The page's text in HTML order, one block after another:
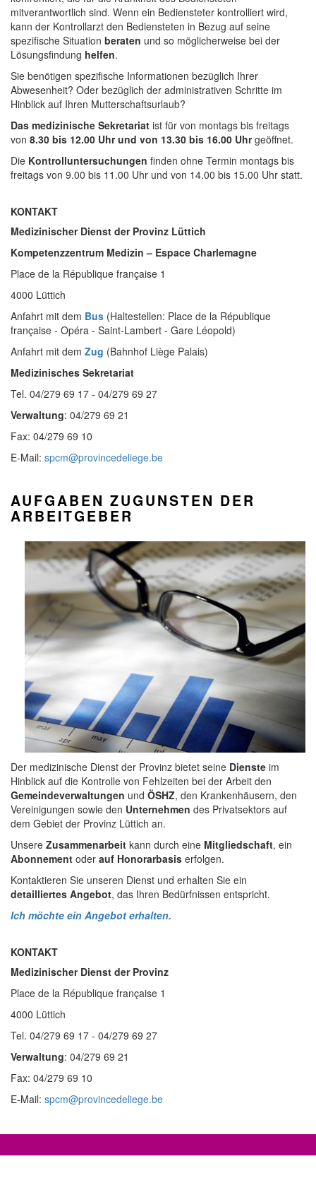
mitverantwortlich sind. Wenn ein Bediensteter kontrolliert wird,
kann der Kontrollarzt den Bediensteten in Bezug auf seine
spezifische Situation beraten und so möglicherweise bei der
Lösungsfindung helfen.
Sie benötigen spezifische Informationen bezüglich Ihrer
Abwesenheit? Oder bezüglich der administrativen Schritte im
Hinblick auf Ihren Mutterschaftsurlaub?
Das medizinische Sekretariat ist für von montags bis freitags
von 8.30 bis 12.00 Uhr und von 13.30 bis 16.00 Uhrgeöffnet.
Die Kontrolluntersuchungen finden ohne Termin montags bis
freitags von 9.00 bis 11.00 Uhr und von 14.00 bis 15.00 Uhr statt.
KONTAKT
Medizinischer Dienst der Provinz Lüttich
Kompetenzzentrum Medizin – Espace Charlemagne
Place de la République française 1
4000 Lüttich
Anfahrt mit dem Bus (Haltestellen: Place de la République
française - Opéra - Saint-Lambert - Gare Léopold)
Anfahrt mit dem Zug (Bahnhof Liège Palais)
Medizinisches Sekretariat
Tel. 04/279 69 17 - 04/279 69 27
Verwaltung: 04/279 69 21
Fax: 04/279 69 10
E-Mail: spcm@provincedeliege.be
AUFGABEN ZUGUNSTEN DER
ARBEITGEBER
Der medizinische Dienst der Provinz bietet seine Dienste im
Hinblick auf die Kontrolle von Fehlzeiten bei der Arbeit den
Gemeindeverwaltungen und ÖSHZ, den Krankenhäusern, den
Vereinigungen sowie den Unternehmen des Privatsektors auf
dem Gebiet der Provinz Lüttich an.
Unsere Zusammenarbeit kann durch eine Mitgliedschaft, ein
Abonnement oder auf Honorarbasis erfolgen.
Kontaktieren Sie unseren Dienst und erhalten Sie ein
detailliertes Angebot, das Ihren Bedürfnissen entspricht.
Ich möchte ein Angebot erhalten.
KONTAKT
Medizinischer Dienst der Provinz
Place de la République française 1
4000 Lüttich
Tel. 04/279 69 17 - 04/279 69 27
Verwaltung: 04/279 69 21
Fax: 04/279 69 10
E-Mail: spcm@provincedeliege.be